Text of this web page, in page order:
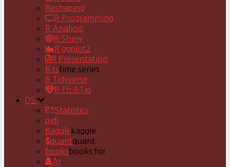
Reshaping
R Programming
R Analysis
R-Shiny
R ggplot2
R Presentation
R tstime series
R Tidyverse
R Etc&Tip
DS
Statistics
pjdl
Kaggle kaggle
quantquant
books books for
AI